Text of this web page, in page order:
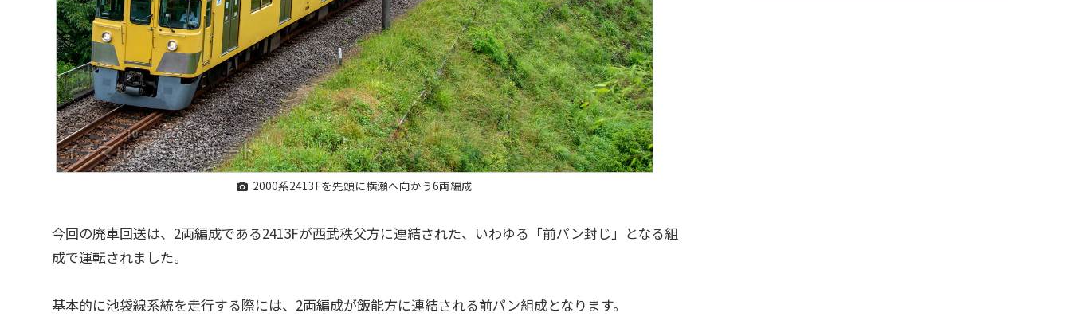
2000系2413Fを先頭に横瀬へ向かう6両編成
今回の廃車回送は、2両編成である2413Fが西武秩父方に連結された、いわゆる「前パン封じ」となる組
成で運転されました。
基本的に池袋線系統を走行する際には、2両編成が飯能方に連結される前パン組成となります。